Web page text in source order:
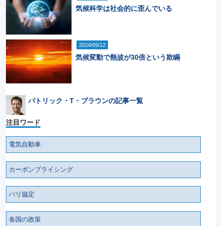
気候科学は社会的に歪んでいる
2024/09/12
気候変動で熱波が30倍という欺瞞
パトリック・T・ブラウンの記事一覧
注目ワード
電気自動車
カーボンプライシング
パリ協定
各国の政策